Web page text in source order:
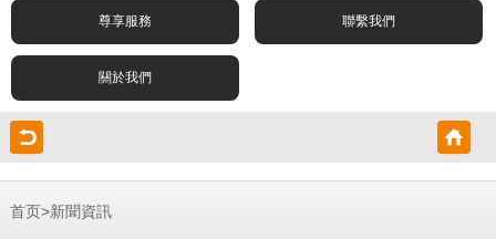
尊享服務 聯繫我們
關於我們
首页>新聞資訊